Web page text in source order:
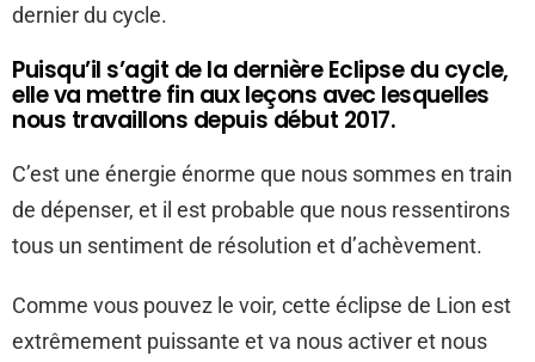
dernier du cycle.
Puisqu’il s’agit de la dernière Eclipse du cycle,
elle va mettre fin aux leçons avec lesquelles
nous travaillons depuis début 2017.
C’est une énergie énorme que nous sommes en train
de dépenser, et il est probable que nous ressentirons
tous un sentiment de résolution et d’achèvement.
Comme vous pouvez le voir, cette éclipse de Lion est
extrêmement puissante et va nous activer et nous